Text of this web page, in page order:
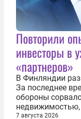
Повторили
инвесторы в
«партнеров»
В Финляндии
За последнее
обороны
фирмами с
7 августа 2026